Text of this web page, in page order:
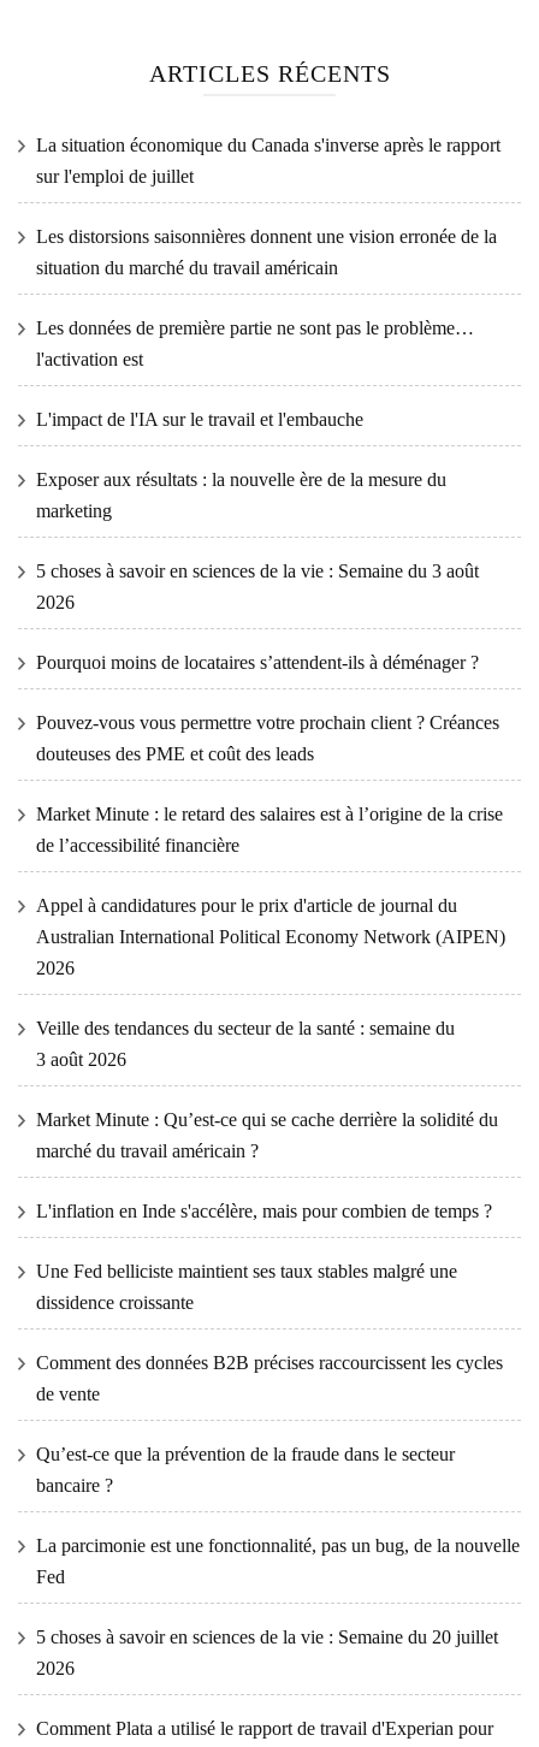
ARTICLES RÉCENTS
La situation économique du Canada s'inverse après le rapport
sur l'emploi de juillet
Les distorsions saisonnières donnent une vision erronée de la
situation du marché du travail américain
Les données de première partie ne sont pas le problème…
l'activation est
L'impact de l'IA sur le travail et l'embauche
Exposer aux résultats : la nouvelle ère de la mesure du
marketing
5 choses à savoir en sciences de la vie : Semaine du 3 août
2026
Pourquoi moins de locataires s’attendent-ils à déménager ?
Pouvez-vous vous permettre votre prochain client ? Créances
douteuses des PME et coût des leads
Market Minute : le retard des salaires est à l’origine de la crise
de l’accessibilité financière
Appel à candidatures pour le prix d'article de journal du
Australian International Political Economy Network (AIPEN)
2026
Veille des tendances du secteur de la santé : semaine du
3 août 2026
Market Minute : Qu’est-ce qui se cache derrière la solidité du
marché du travail américain ?
L'inflation en Inde s'accélère, mais pour combien de temps ?
Une Fed belliciste maintient ses taux stables malgré une
dissidence croissante
Comment des données B2B précises raccourcissent les cycles
de vente
Qu’est-ce que la prévention de la fraude dans le secteur
bancaire ?
La parcimonie est une fonctionnalité, pas un bug, de la nouvelle
Fed
5 choses à savoir en sciences de la vie : Semaine du 20 juillet
2026
Comment Plata a utilisé le rapport de travail d'Experian pour